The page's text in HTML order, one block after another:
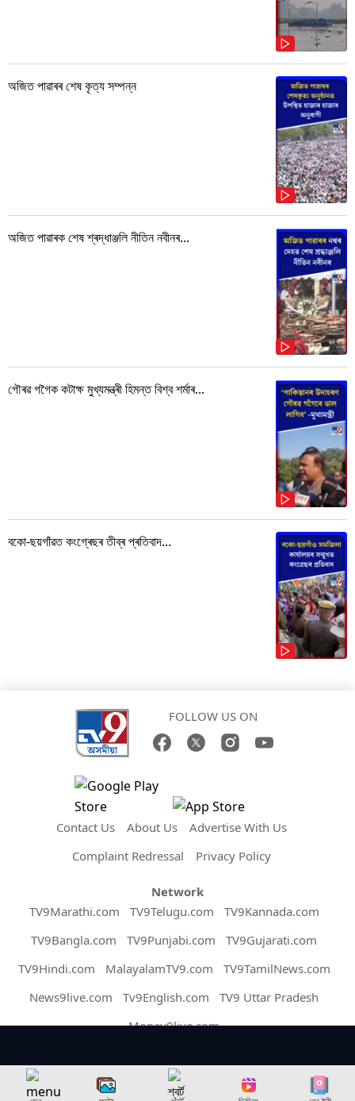
অজিত পাৱাৰৰ শেষ কৃত্য সম্পন্ন
অজিত পাৱাৰক শেষ শ্ৰদ্ধাঞ্জলি নীতিন নবীনৰ...
গৌৰৱ গগৈক কটাক্ষ মুখ্যমন্ত্ৰী হিমন্ত বিশ্ব শৰ্মাৰ...
বকো-ছয়গাঁৱত কংগ্ৰেছৰ তীব্ৰ প্ৰতিবাদ...
FOLLOW US ON
Contact Us About Us
Advertise With Us
Complaint Redressal
Privacy Policy
Network
TV9Marathi.com
TV9Telugu.com
TV9Kannada.com
TV9Bangla.com
TV9Punjabi.com
TV9Gujarati.com
TV9Hindi.com
MalayalamTV9.com
TV9TamilNews.com
News9live.com
Tv9English.com
TV9 Uttar Pradesh
Money9live.com